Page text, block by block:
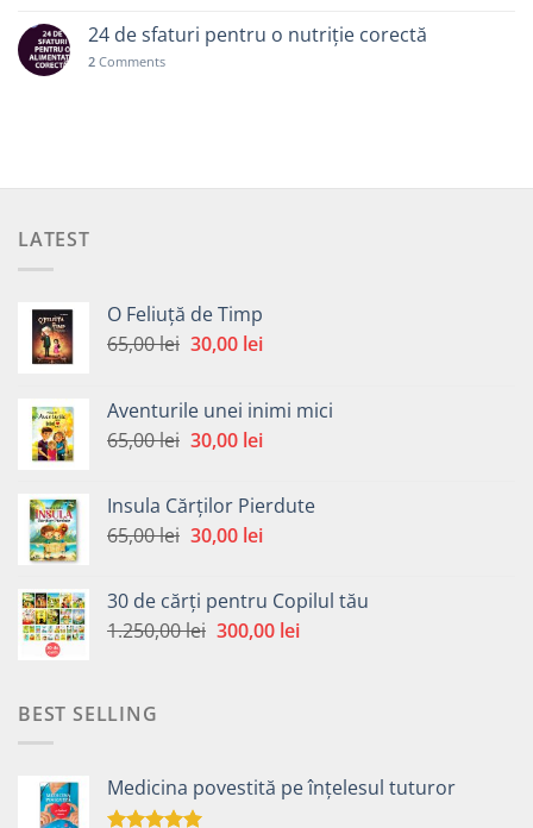
24 de sfaturi pentru o nutriție corectă
2 Comments
LATEST
O Feliuță de Timp
65,00lei Prețul
fost:
65,00 lei.
30,00 leiPrețul
30,00 lei.
Aventurile unei inimi mici
65,00lei Prețul
fost:
65,00 lei.
30,00 leiPrețul
30,00 lei.
Insula Cărților Pierdute
65,00lei Prețul
fost:
65,00 lei.
30,00 leiPrețul
30,00 lei.
30 de cărți pentru Copilul tău
1.250,00lei Prețul
300,00 leiPrețul
BEST SELLING
Medicina povestită pe înțelesul tuturor